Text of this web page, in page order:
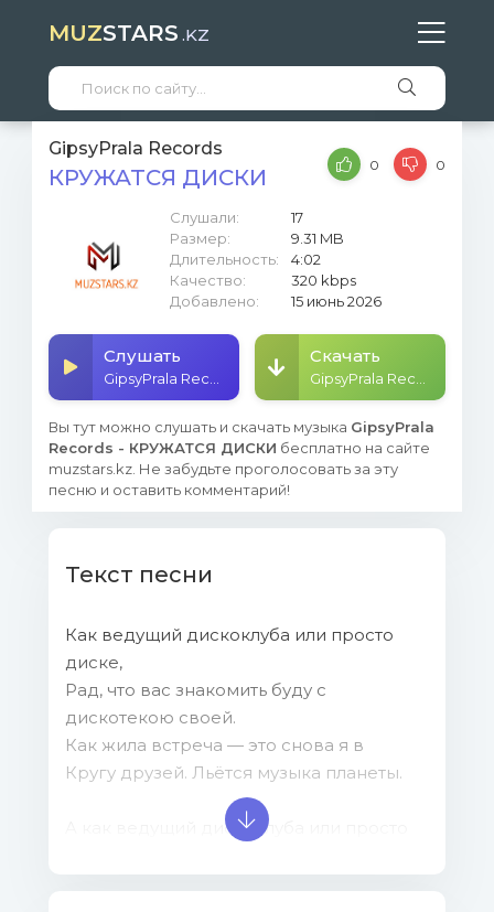
MUZSTARS .KZ
GipsyPrala Records
КРУЖАТСЯ ДИСКИ 0 0
Слушали:
17
Размер:
9.31 MB
Длительность:
4:02
Качество:
320 kbps
Добавлено:
15 июнь 2026
Слушать Скачать
Вы тут можно слушать и скачать музыка GipsyPrala
Records - КРУЖАТСЯ ДИСКИ бесплатно на сайте
muzstars.kz. Не забудьте проголосовать за эту
песню и оставить комментарий!
Текст песни
Как ведущий дискоклуба или просто
диске,
Рад, что вас знакомить буду с
дискотекою своей.
Как жила встреча — это снова я в
Кругу друзей. Льётся музыка планеты.
A как ведущий дискоклуба или просто